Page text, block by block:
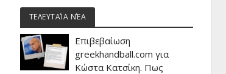
ΤΕΛΕΥΤΑΊΑ ΝΈΑ
Επιβεβαίωση
greekhandball.com για
Κώστα Κατσίκη. Πως